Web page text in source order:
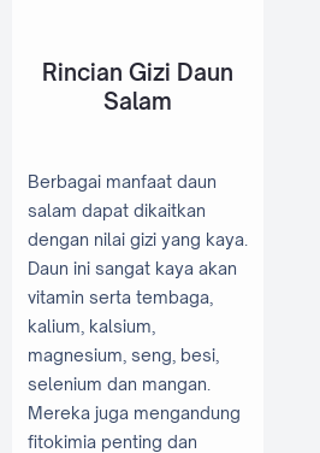
Rincian Gizi Daun
Salam
Berbagai manfaat daun
salam dapat dikaitkan
dengan nilai gizi yang kaya.
Daun ini sangat kaya akan
vitamin serta tembaga,
kalium, kalsium,
magnesium, seng, besi,
selenium dan mangan.
Mereka juga mengandung
fitokimia penting dan